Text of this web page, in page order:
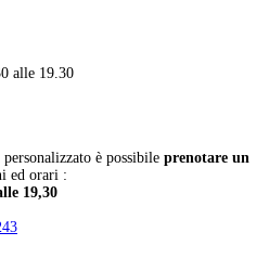
alle 19.30
è possibile prenotare un
ed orari :
19,30